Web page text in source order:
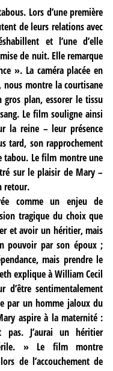
Lors d’une première
de leurs relations avec
et l’une d’elle
de nuit. Elle remarque
». La caméra placée en
montre la courtisane
plan, essorer le tissu
Le film souligne ainsi
la reine – leur présence
tard, son rapprochement
tabou. Le film montre une
sur le plaisir de Mary –
retour.
comme un enjeu de
tragique du choix que
et avoir un héritier, mais
pouvoir par son époux ;
mais prendre le
explique à William Cecil
sentimentalement
par un homme jaloux du
aspire à la maternité :
pas. J’aurai un héritier
» Le film montre
de l’accouchement de